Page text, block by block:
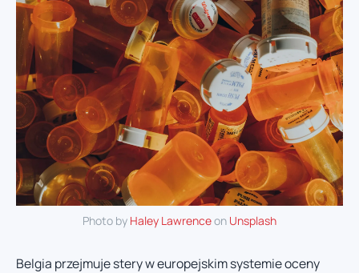
Photo by Haley Lawrenceon Unsplash
Belgia przejmuje stery w europejskim systemie oceny